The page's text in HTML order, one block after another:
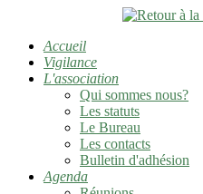
Accueil
Vigilance
L'association
Qui sommes nous?
Les statuts
Le Bureau
Les contacts
Bulletin d'adhésion
Agenda